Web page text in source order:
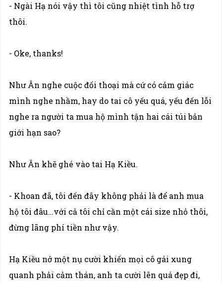
- Ngài Hạ nói vậy thì tôi cũng nhiệt tình hỗ trợ
thôi.
- Oke, thanks!
Như Ân nghe cuộc đối thoại mà cứ có cảm giác
mình nghe nhầm, hay do tai cô yếu quá, yếu đến lỗi
nghe ra người ta mua hộ mình tận hai cái túi bản
giới hạn sao?
Như Ân khẽ ghé vào tai Hạ Kiều.
- Khoan đã, tôi đến đây không phải là để anh mua
hộ tôi đâu…với cả tôi chỉ cần một cái size nhỏ thôi,
đừng lãng phí tiền như vậy.
Hạ Kiều nở một nụ cười khiến mọi cô gái xung
quanh phải cảm thán, anh ta cười lên quá đẹp đi,